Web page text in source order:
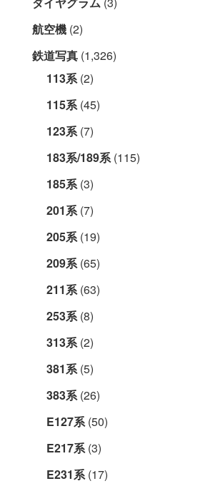
航空機 (2)
鉄道写真 (1,326)
113系(2)
115系(45)
123系(7)
183系/189系(115)
185系(3)
201系(7)
205系(19)
209系(65)
211系(63)
253系(8)
313系(2)
381系(5)
383系(26)
E127系(50)
E217系(3)
E231系(17)